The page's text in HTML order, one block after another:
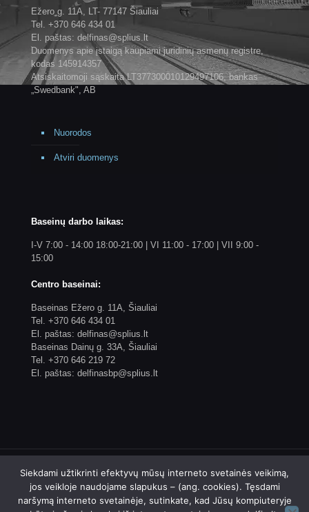
Ežero g. 11A, LT- 77147 Šiauliai
Tel. +370 646 434 01
El. paštas: delfinas@splius.lt
Duomenys apie įstaigą kaupiami juridinių asmenų registre,
kodas 145914357
Atsiskaitomoji sąskaita LT377300010129497106, bankas
„Swedbank", AB
Nuorodos
Atviri duomenys
Baseinų darbo laikas:
I-V 7:00 - 14:00 18:00-21:00 | VI 11:00 - 17:00 | VII 9:00 -
15:00
Centro baseinai:
Baseinas Ežero g. 11A, Šiauliai
Tel. +370 646 434 01
El. paštas: delfinas@splius.lt
Baseinas Dainų g. 33A, Šiauliai
Tel. +370 646 219 72
El. paštas: delfinasbp@splius.lt
© 2023 Biudžetinės įstaigos Šiaulių plaukimo centro
Siekdami užtikrinti efektyvų mūsų interneto svetainės veikimą,
jos veikloje naudojame slapukus – (ang. cookies). Tęsdami
naršymą interneto svetainėje, sutinkate, kad Jūsų kompiuteryje